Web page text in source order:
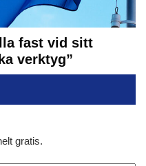
fast vid sitt
verktyg”
gratis.